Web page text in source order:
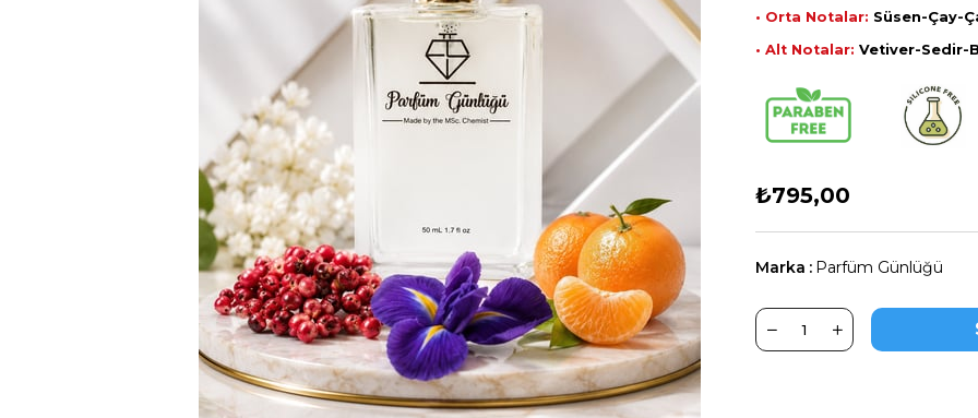
• Orta Notalar: Süsen-Çay-
• Alt Notalar: Vetiver-Sedir-
₺795,00
Marka : Parfüm Günlüğü